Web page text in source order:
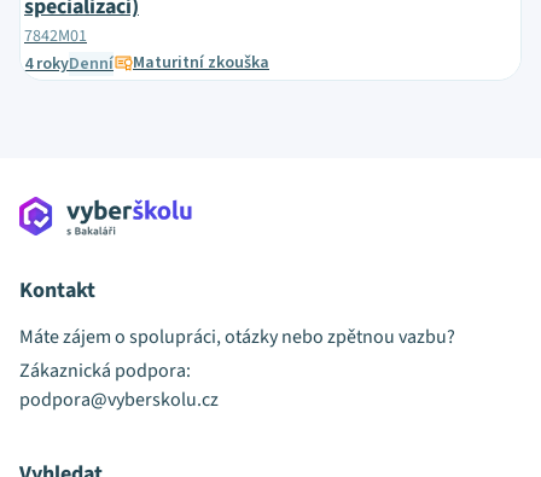
specializací)
7842M01
4 rokyDenní Maturitní zkouška
Kontakt
Máte zájem o spolupráci, otázky nebo zpětnou vazbu?
Zákaznická podpora:
podpora@vyberskolu.cz